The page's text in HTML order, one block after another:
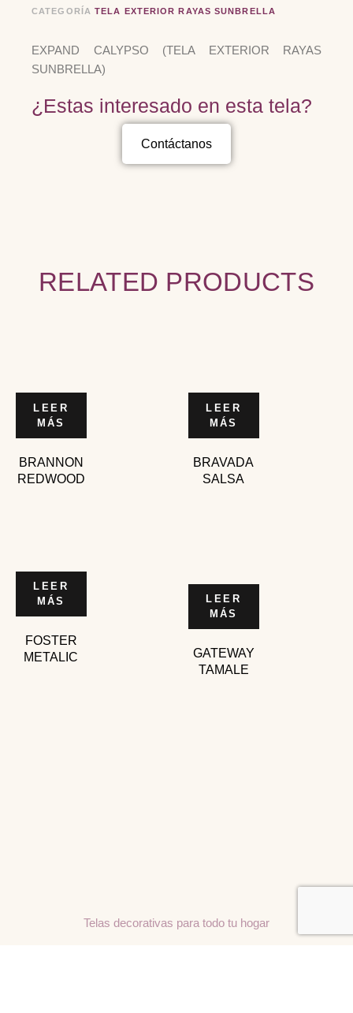
CATEGORÍA TELA EXTERIOR RAYAS SUNBRELLA
EXPAND CALYPSO (TELA EXTERIOR RAYAS
SUNBRELLA)
¿Estas interesado en esta tela?
Contáctanos
RELATED PRODUCTS
LEER
MÁS
BRANNON
REDWOOD
LEER
MÁS
BRAVADA
SALSA
LEER
MÁS
FOSTER
METALIC
LEER
MÁS
GATEWAY
TAMALE
Telas decorativas para todo tu hogar